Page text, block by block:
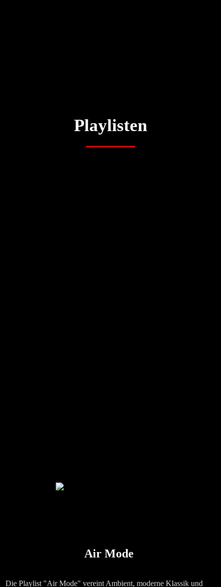
Playlisten
Air Mode
Die Playlist "Air Mode" vereint Ambient, moderne Klassik und